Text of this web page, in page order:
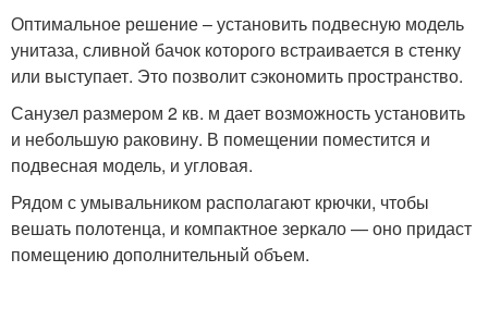
Оптимальное решение – установить подвесную модель
унитаза, сливной бачок которого встраивается в стенку
или выступает. Это позволит сэкономить пространство.
Санузел размером 2 кв. м дает возможность установить
и небольшую раковину. В помещении поместится и
подвесная модель, и угловая.
Рядом с умывальником располагают крючки, чтобы
вешать полотенца, и компактное зеркало — оно придаст
помещению дополнительный объем.